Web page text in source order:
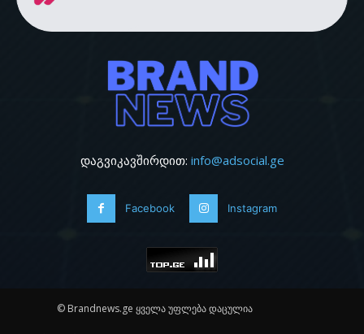
დაგვიკავშირდით: info@adsocial.ge
Facebook Instagram
© Brandnews.ge ყველა უფლება დაცულია